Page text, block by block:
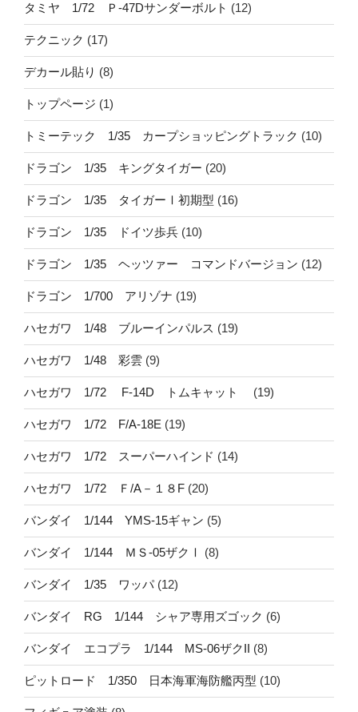
タミヤ 1/72 Ｐ-47Dサンダーボルト (12)
テクニック (17)
デカール貼り (8)
トップページ (1)
トミーテック 1/35 カープショッピングトラック (10)
ドラゴン 1/35 キングタイガー (20)
ドラゴン 1/35 タイガーⅠ初期型 (16)
ドラゴン 1/35 ドイツ歩兵 (10)
ドラゴン 1/35 ヘッツァー コマンドバージョン (12)
ドラゴン 1/700 アリゾナ (19)
ハセガワ 1/48 ブルーインパルス (19)
ハセガワ 1/48 彩雲 (9)
ハセガワ 1/72 F-14D トムキャット (19)
ハセガワ 1/72 F/A-18E (19)
ハセガワ 1/72 スーパーハインド (14)
ハセガワ 1/72 Ｆ/A－１８F (20)
バンダイ 1/144 YMS-15ギャン (5)
バンダイ 1/144 ＭＳ-05ザクⅠ (8)
バンダイ 1/35 ワッパ(12)
バンダイ RG 1/144 シャア専用ズゴック (6)
バンダイ エコプラ 1/144 MS-06ザクII (8)
ピットロード 1/350 日本海軍海防艦丙型 (10)